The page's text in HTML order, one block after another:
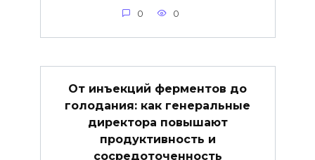
0 0
От инъекций ферментов до
голодания: как генеральные
директора повышают
продуктивность и
сосредоточенность